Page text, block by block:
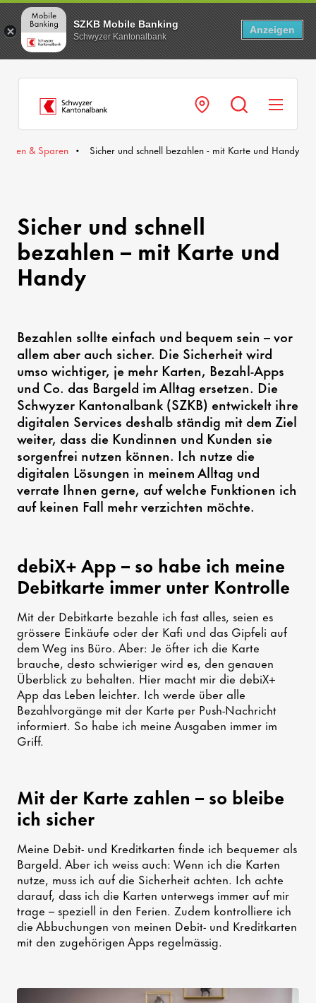
SZKB Mobile Banking
Schwyzer Kantonalbank
Anzeigen
& Sparen Sicher und schnell bezahlen - mit Karte und Handy
Sicher und schnell
bezahlen – mit Karte und
Handy
Bezahlen sollte einfach und bequem sein – vor
allem aber auch sicher. Die Sicherheit wird
umso wichtiger, je mehr Karten, Bezahl-Apps
und Co. das Bargeld im Alltag ersetzen. Die
Schwyzer Kantonalbank (SZKB) entwickelt ihre
digitalen Services deshalb ständig mit dem Ziel
weiter, dass die Kundinnen und Kunden sie
sorgenfrei nutzen können. Ich nutze die
digitalen Lösungen in meinem Alltag und
verrate Ihnen gerne, auf welche Funktionen ich
auf keinen Fall mehr verzichten möchte.
debiX+ App – so habe ich meine
Debitkarte immer unter Kontrolle
Mit der Debitkarte bezahle ich fast alles, seien es
grössere Einkäufe oder der Kafi und das Gipfeli auf
dem Weg ins Büro. Aber: Je öfter ich die Karte
brauche, desto schwieriger wird es, den genauen
Überblick zu behalten. Hier macht mir die debiX+
App das Leben leichter. Ich werde über alle
Bezahlvorgänge mit der Karte per Push-Nachricht
informiert. So habe ich meine Ausgaben immer im
Griff.
Mit der Karte zahlen – so bleibe
ich sicher
Meine Debit- und Kreditkarten finde ich bequemer als
Bargeld. Aber ich weiss auch: Wenn ich die Karten
nutze, muss ich auf die Sicherheit achten. Ich achte
darauf, dass ich die Karten unterwegs immer auf mir
trage – speziell in den Ferien. Zudem kontrolliere ich
die Abbuchungen von meinen Debit- und Kreditkarten
mit den zugehörigen Apps regelmässig.